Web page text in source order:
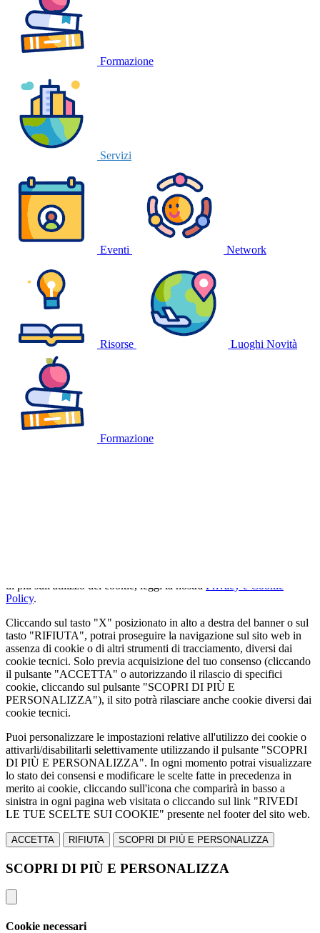
Formazione
Servizi
Eventi Network
Risorse Luoghi Novità
Formazione
di più sull'utilizzo dei cookie, leggi la nostra Privacy e Cookie
Policy.
Cliccando sul tasto "X" posizionato in alto a destra del banner o sul
tasto "RIFIUTA", potrai proseguire la navigazione sul sito web in
assenza di cookie o di altri strumenti di tracciamento, diversi dai
cookie tecnici. Solo previa acquisizione del tuo consenso (cliccando
il pulsante "ACCETTA" o autorizzando il rilascio di specifici
cookie, cliccando sul pulsante "SCOPRI DI PIÙ E
PERSONALIZZA"), il sito potrà rilasciare anche cookie diversi dai
cookie tecnici.
Puoi personalizzare le impostazioni relative all'utilizzo dei cookie o
attivarli/disabilitarli selettivamente utilizzando il pulsante "SCOPRI
DI PIÙ E PERSONALIZZA". In ogni momento potrai visualizzare
lo stato dei consensi e modificare le scelte fatte in precedenza in
merito ai cookie, cliccando sull'icona che comparirà in basso a
sinistra in ogni pagina web visitata o cliccando sul link "RIVEDI
LE TUE SCELTE SUI COOKIE" presente nel footer del sito web.
ACCETTA RIFIUTA SCOPRI DI PIÙ E PERSONALIZZA
SCOPRI DI PIÙ E PERSONALIZZA
Cookie necessari